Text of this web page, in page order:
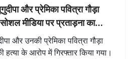
और प्रेमिका पवित्रा गौड़ा
मीडिया पर प्रताड़ना का
और उनकी प्रेमिका पवित्रा गौड़ा
हत्या के आरोप में गिरफ्तार किया गया।